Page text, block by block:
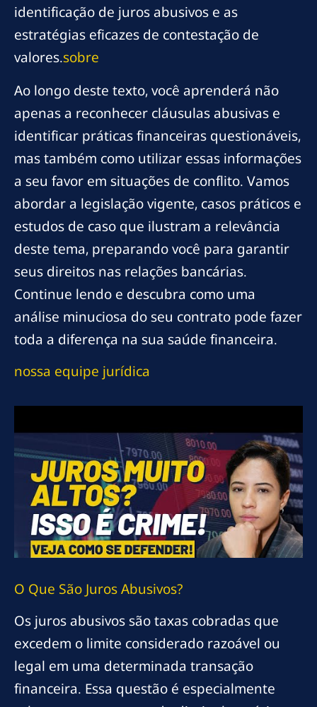
identificação de juros abusivos e as
estratégias eficazes de contestação de
valores.sobre
Ao longo deste texto, você aprenderá não
apenas a reconhecer cláusulas abusivas e
identificar práticas financeiras questionáveis,
mas também como utilizar essas informações
a seu favor em situações de conflito. Vamos
abordar a legislação vigente, casos práticos e
estudos de caso que ilustram a relevância
deste tema, preparando você para garantir
seus direitos nas relações bancárias.
Continue lendo e descubra como uma
análise minuciosa do seu contrato pode fazer
toda a diferença na sua saúde financeira.
nossa equipe jurídica
O Que São Juros Abusivos?
Os juros abusivos são taxas cobradas que
excedem o limite considerado razoável ou
legal em uma determinada transação
financeira. Essa questão é especialmente